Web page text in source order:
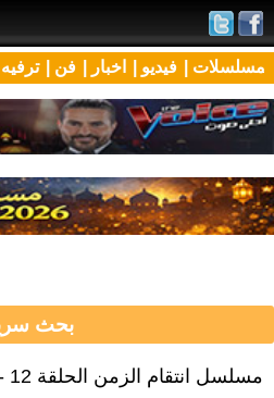
مسلسلات | فيديو | اخبار | فن | ترفيه |
مسلسل انتقام الزمن الحلقة 12 - مسلسلات رمضان 2024